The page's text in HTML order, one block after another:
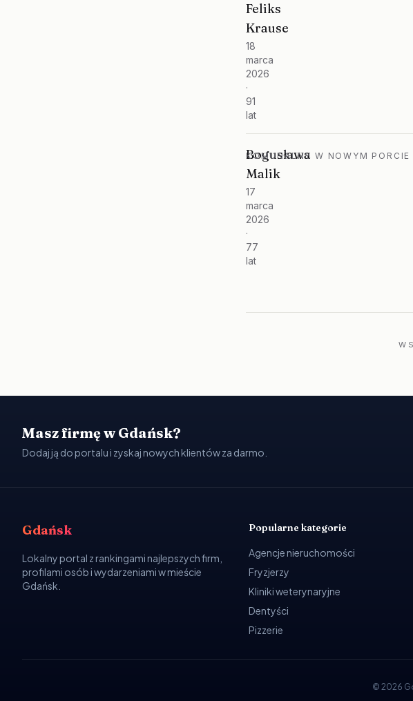
Feliks
Krause
18
marca
2026
·
91
lat
Bogusława
Malik
17
marca
2026
·
77
lat
KOMUNALNY W NOWYM
Masz firmę w Gdańsk?
Dodaj ją do portalu i zyskaj nowych klientów za darmo.
Gdańsk
Lokalny portal z rankingami najlepszych firm,
profilami osób i wydarzeniami w mieście
Gdańsk.
Popularne kategorie
Agencje nieruchomości
Fryzjerzy
Kliniki weterynaryjne
Dentyści
Pizzerie
© 2026